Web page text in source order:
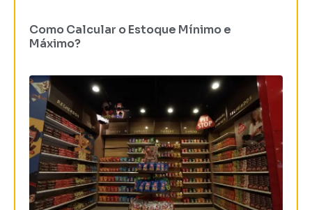
Como Calcular o Estoque Mínimo e
Máximo?